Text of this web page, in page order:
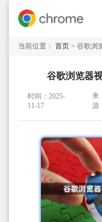
当前位置： 首页 > 谷歌浏
谷歌浏览器
时间：2025-
11-17
来
源